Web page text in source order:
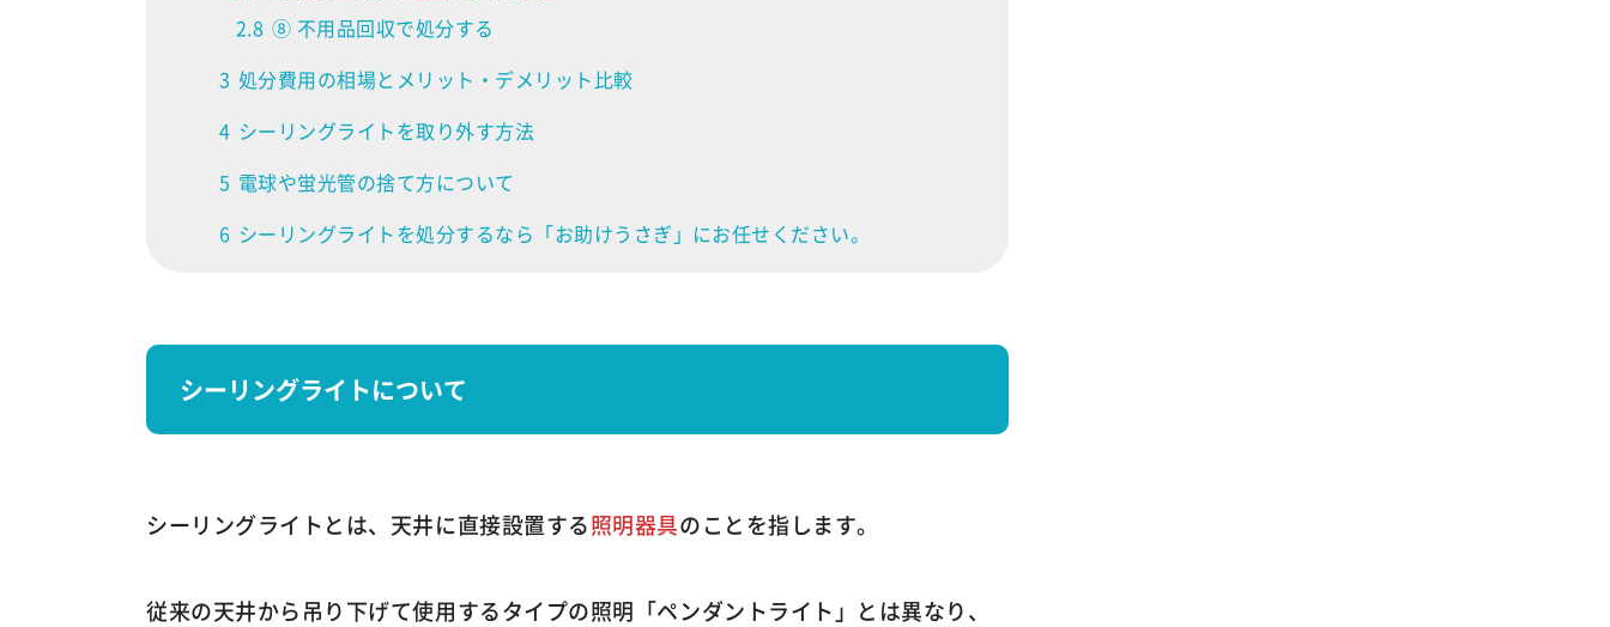
2.8 ⑧ 不用品回収で処分する
3 処分費用の相場とメリット・デメリット比較
4 シーリングライトを取り外す方法
5 電球や蛍光管の捨て方について
6 シーリングライトを処分するなら「お助けうさぎ」にお任せください。
シーリングライトについて
シーリングライトとは、天井に直接設置する照明器具のことを指します。
従来の天井から吊り下げて使用するタイプの照明「ペンダントライト」とは異なり、